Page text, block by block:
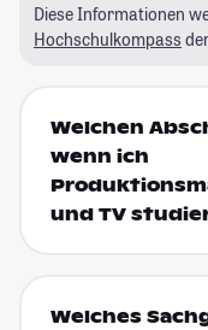
Diese Informationen
Hochschulkompass
Welchen
wenn ich
und TV
Welches